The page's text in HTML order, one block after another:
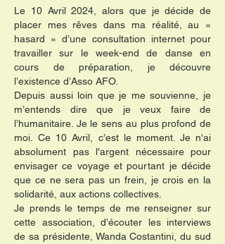
Le 10 Avril 2024, alors que je décide de
placer mes rêves dans ma réalité, au «
hasard » d’une consultation internet pour
travailler sur le week-end de danse en
cours de préparation, je découvre
l’existence d’Asso AFO.
Depuis aussi loin que je me souvienne, je
m’entends dire que je veux faire de
l’humanitaire. Je le sens au plus profond de
moi.Ce 10 Avril, c’est le moment. Je n'ai
absolument pas l'argent nécessaire pour
envisager ce voyage et pourtant je décide
que ce ne sera pas un frein, je crois en la
solidarité, aux actions collectives.
Je prends le temps de me renseigner sur
cette association, d’écouter les interviews
de sa présidente, Wanda Costantini, du sud